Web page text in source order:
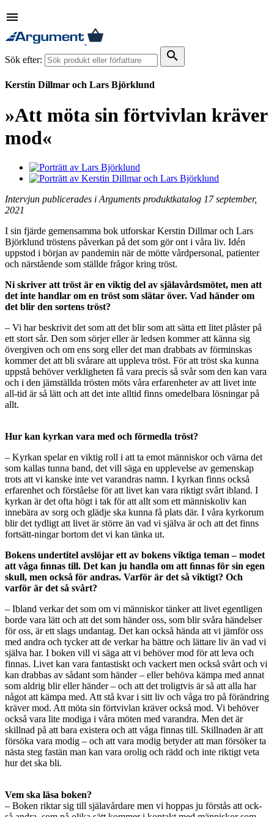
menu
Sök efter: search
Kerstin Dillmar och Lars Björklund
»Att möta sin förtvivlan kräver
mod«
Intervjun publicerades i Arguments produktkatalog 17 september,
2021
I sin fjärde gemensamma bok utforskar Kerstin Dillmar och Lars
Björklund tröstens påverkan på det som gör ont i våra liv. Idén
uppstod i början av pandemin när de mötte vårdpersonal, patienter
och närstående som ställde frågor kring tröst.
Ni skriver att tröst är en viktig del av själavårdsmötet, men att
det inte handlar om en tröst som slätar över. Vad händer om
det blir den sortens tröst?
– Vi har beskrivit det som att det blir som att sätta ett litet plåster på
ett stort sår. Den som sörjer eller är ledsen kommer att känna sig
övergiven och om ens sorg eller det man drabbats av förminskas
kommer det att bli svårare att uppleva tröst. För att tröst ska kunna
uppstå behöver verkligheten få vara precis så svår som den kan vara
och i den jämställda trösten möts våra erfarenheter av att livet inte
all-tid är så lätt och att det inte alltid finns omedelbara lösningar på
allt.
Hur kan kyrkan vara med och förmedla tröst?
– Kyrkan spelar en viktig roll i att ta emot människor och värna det
som kallas tunna band, det vill säga en upplevelse av gemenskap
trots att vi kanske inte vet varandras namn. I kyrkan finns också
erfarenhet och förståelse för att livet kan vara riktigt svårt ibland. I
kyrkan är det ofta högt i tak för att allt som ett människoliv kan
innebära av sorg och glädje ska kunna få plats där. I våra kyrkorum
blir det tydligt att livet är större än vad vi själva är och att det finns
fortsätt-ningar bortom det vi kan tänka ut.
Bokens undertitel avslöjar ett av bokens viktiga teman – modet
att våga ﬁnnas till. Det kan ju handla om att ﬁnnas för sin egen
skull, men också för andras. Varför är det så viktigt? Och
varför är det så svårt?
– Ibland verkar det som om vi människor tänker att livet egentligen
borde vara lätt och att det som händer oss, som blir svåra händelser
för oss, är ett slags undantag. Det kan också hända att vi jämför oss
med andra och tycker att de verkar ha bättre och lättare liv än vad vi
själva har. I boken vill vi säga att vi behöver mod för att leva och
finnas. Livet kan vara fantastiskt och vackert men också svårt och vi
kan drabbas av sådant som händer – eller behöva kämpa med annat
som aldrig blir eller händer – och att det troligtvis är så att alla har
något att kämpa med. Att stå kvar i sitt liv och våga tro på förändring
kräver mod. Att möta sin förtvivlan kräver också mod. Vi behöver
också vara lite modiga i våra möten med varandra. Men det är
skillnad på att bara existera och att våga finnas till. Skillnaden är att
försöka vara modig – och att vara modig betyder att man försöker ta
nästa steg fastän man kan vara orolig och rädd och inte riktigt veta
hur det ska bli.
Vem ska läsa boken?
– Boken riktar sig till själavårdare men vi hoppas ju förstås att ock-